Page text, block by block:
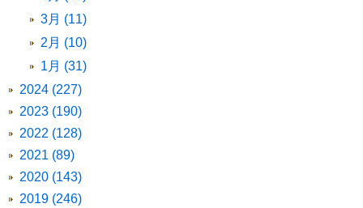
3月 (11)
2月 (10)
1月 (31)
2024 (227)
2023 (190)
2022 (128)
2021 (89)
2020 (143)
2019 (246)